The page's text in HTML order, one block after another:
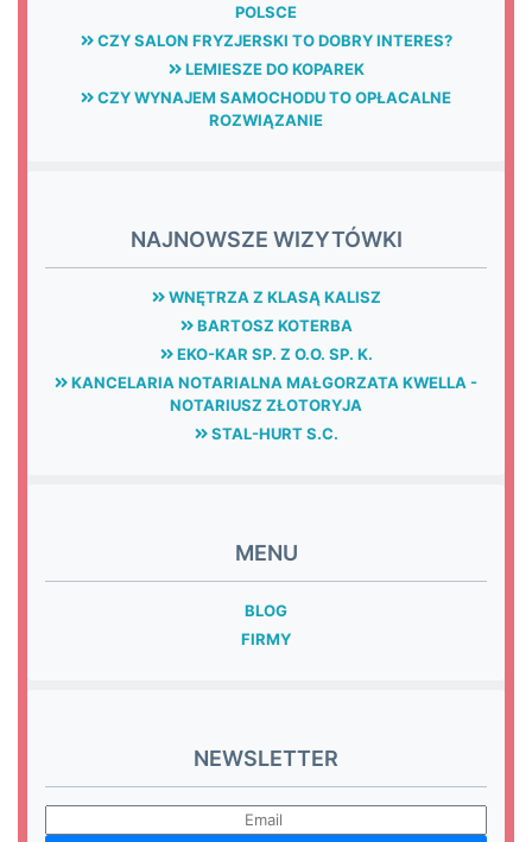
POLSCE
CZY SALON FRYZJERSKI TO DOBRY INTERES?
LEMIESZE DO KOPAREK
CZY WYNAJEM SAMOCHODU TO OPŁACALNE
ROZWIĄZANIE
NAJNOWSZE WIZYTÓWKI
WNĘTRZA Z KLASĄ KALISZ
BARTOSZ KOTERBA
EKO-KAR SP. Z O.O. SP. K.
KANCELARIA NOTARIALNA MAŁGORZATA KWELLA -
NOTARIUSZ ZŁOTORYJA
STAL-HURT S.C.
MENU
BLOG
FIRMY
NEWSLETTER